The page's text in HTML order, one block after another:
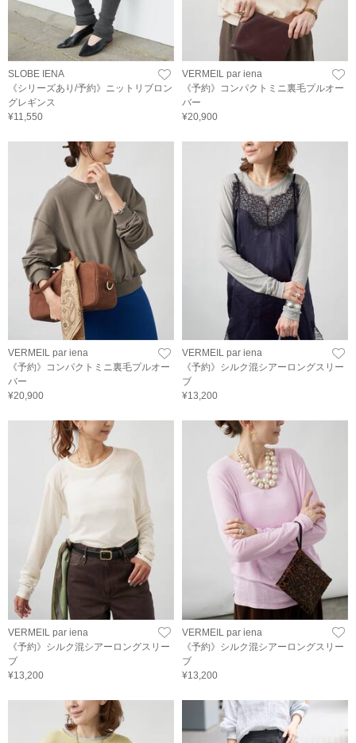
SLOBE IENA
《シリーズあり/予約》ニットリブロン
グレギンス
¥11,550
VERMEIL par iena
《予約》コンパクトミニ裏毛プルオー
バー
¥20,900
VERMEIL par iena
《予約》コンパクトミニ裏毛プルオー
バー
¥20,900
VERMEIL par iena
《予約》シルク混シアーロングスリー
ブ
¥13,200
VERMEIL par iena
《予約》シルク混シアーロングスリー
ブ
¥13,200
VERMEIL par iena
《予約》シルク混シアーロングスリー
ブ
¥13,200